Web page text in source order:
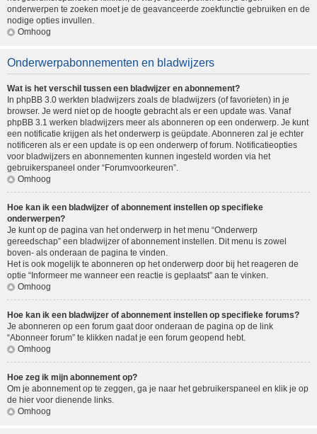
onderwerpen te zoeken moet je de geavanceerde zoekfunctie gebruiken en de
nodige opties invullen.
Omhoog
Onderwerpabonnementen en bladwijzers
Wat is het verschil tussen een bladwijzer en abonnement?
In phpBB 3.0 werkten bladwijzers zoals de bladwijzers (of favorieten) in je
browser. Je werd niet op de hoogte gebracht als er een update was. Vanaf
phpBB 3.1 werken bladwijzers meer als abonneren op een onderwerp. Je kunt
een notificatie krijgen als het onderwerp is geüpdate. Abonneren zal je echter
notificeren als er een update is op een onderwerp of forum. Notificatieopties
voor bladwijzers en abonnementen kunnen ingesteld worden via het
gebruikerspaneel onder “Forumvoorkeuren”.
Omhoog
Hoe kan ik een bladwijzer of abonnement instellen op specifieke
onderwerpen?
Je kunt op de pagina van het onderwerp in het menu “Onderwerp
gereedschap” een bladwijzer of abonnement instellen. Dit menu is zowel
boven- als onderaan de pagina te vinden.
Het is ook mogelijk te abonneren op het onderwerp door bij het reageren de
optie “Informeer me wanneer een reactie is geplaatst” aan te vinken.
Omhoog
Hoe kan ik een bladwijzer of abonnement instellen op specifieke forums?
Je abonneren op een forum gaat door onderaan de pagina op de link
“Abonneer forum” te klikken nadat je een forum geopend hebt.
Omhoog
Hoe zeg ik mijn abonnement op?
Om je abonnement op te zeggen, ga je naar het gebruikerspaneel en klik je op
de hier voor dienende links.
Omhoog